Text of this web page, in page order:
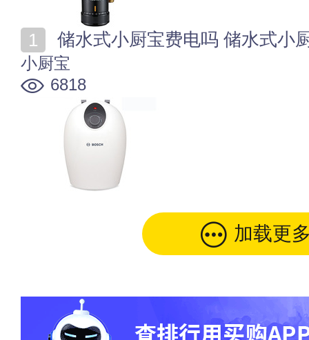
储水式小厨宝费电吗 储水式小
小厨宝
6818
加载更